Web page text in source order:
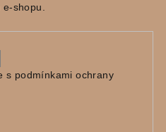
shopu.
s podmínkami ochrany